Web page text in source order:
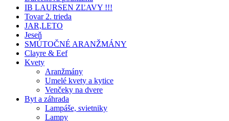
IB LAURSEN ZĽAVY !!!
Tovar 2. trieda
JAR,LETO
Jeseň
SMÚTOČNÉ ARANŽMÁNY
Clayre & Eef
Kvety
Aranžmány
Umelé kvety a kytice
Venčeky na dvere
Byt a záhrada
Lampáše, svietniky
Lampy